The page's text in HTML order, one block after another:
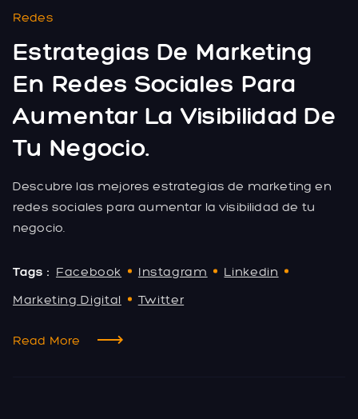
Redes
Estrategias De Marketing
En Redes Sociales Para
Aumentar La Visibilidad De
Tu Negocio.
Descubre las mejores estrategias de marketing en
redes sociales para aumentar la visibilidad de tu
negocio.
Tags : Facebook Instagram
Linkedin
Marketing Digital
Twitter
Read More